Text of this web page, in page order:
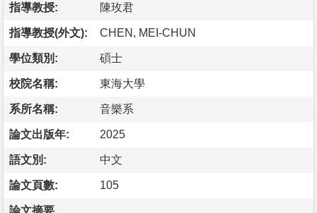
指導教授: 陳玫君
指導教授(外文): CHEN, MEI-CHUN
學位類別: 碩士
校院名稱: 東海大學
系所名稱: 音樂系
論文出版年: 2025
語文別: 中文
論文頁數: 105
論文摘要